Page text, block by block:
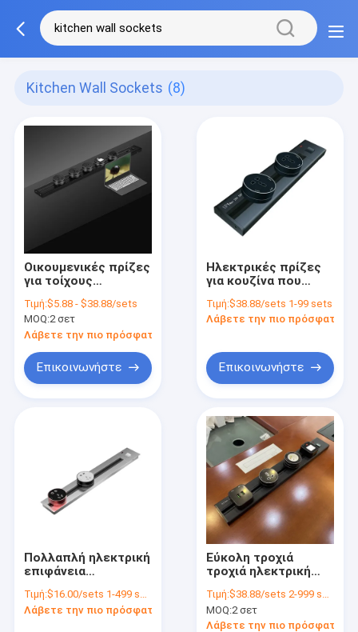
Kitchen Wall Sockets (8)
Οικουμενικές πρίζες
για τοίχους
τροχιά ηλεκτρικής
ενέργειας και
σύνδεσμος
επεκτάσεων
Τιμή:$5.88 - $38.88/sets
MOQ:2 σετ
Λάβετε την πιο πρόσφατη τιμή
Επικοινωνήστε
Ηλεκτρικές πρίζες
για κουζίνα που
επιφάνεια του
τοίχου με
πρίζα LED
Τιμή:$38.88/sets 1-99 sets
Λάβετε την πιο πρόσφατη
Επικοινωνήστε
Πολλαπλή ηλεκτρική
επιφάνεια
τροχιά ρεύματος
πρίζα έξυπνη πρίζα
Τιμή:$16.00/sets 1-499 sets
Λάβετε την πιο πρόσφατη τιμή
Εύκολη τροχιά
τροχιά ηλεκτρική
τοποθετημένη
κουζίνα και γραφείο
Τιμή:$38.88/sets 2-999 sets
MOQ:2 σετ
Λάβετε την πιο πρόσφατη